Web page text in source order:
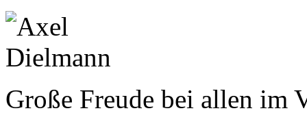
Große Freude bei allen im